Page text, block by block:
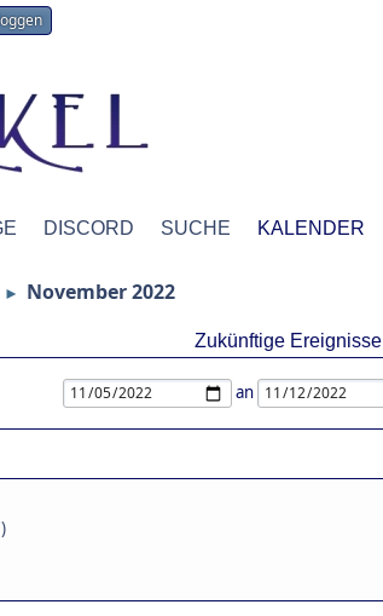
DISCORD SUCHE KALENDER
► November 2022
Zukünftige Ereignisse
an